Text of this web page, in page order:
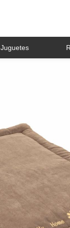
Juguetes